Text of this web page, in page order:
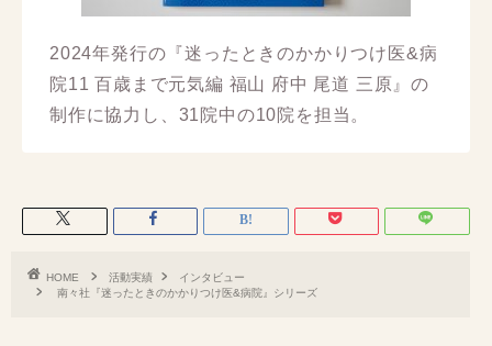
2024年発行の『迷ったときのかかりつけ医&病
院11 百歳まで元気編 福山 府中 尾道 三原』の
制作に協力し、31院中の10院を担当。
HOME 活動実績
インタビュー
南々社『迷ったときのかかりつけ医&病院』シリーズ